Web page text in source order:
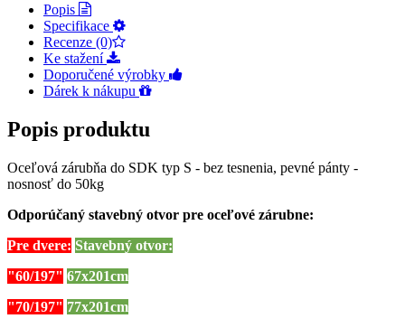
Popis
Specifikace
Recenze (0)
Ke stažení
Doporučené výrobky
Dárek k nákupu
Popis produktu
Oceľová zárubňa do SDK typ S - bez tesnenia, pevné pánty -
nosnosť do 50kg
Odporúčaný stavebný otvor pre oceľové zárubne:
Pre dvere: Stavebný otvor:
"60/197" 67x201cm
"70/197" 77x201cm